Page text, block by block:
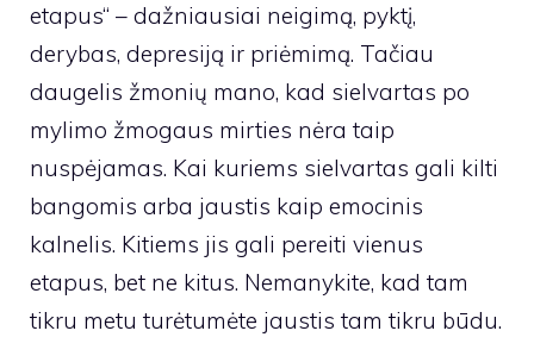
etapus“ – dažniausiai neigimą, pyktį,
derybas, depresiją ir priėmimą. Tačiau
daugelis žmonių mano, kad sielvartas po
mylimo žmogaus mirties nėra taip
nuspėjamas. Kai kuriems sielvartas gali kilti
bangomis arba jaustis kaip emocinis
kalnelis. Kitiems jis gali pereiti vienus
etapus, bet ne kitus. Nemanykite, kad tam
tikru metu turėtumėte jaustis tam tikru būdu.